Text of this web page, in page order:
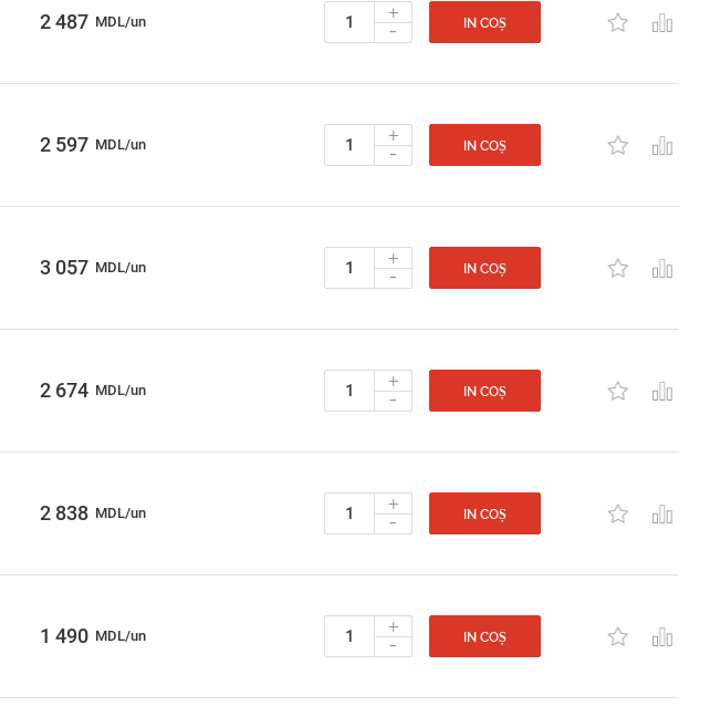
2 487 MDL/un +
- IN COȘ
2 597 MDL/un +
- IN COȘ
3 057 MDL/un +
- IN COȘ
2 674 MDL/un +
- IN COȘ
2 838 MDL/un +
- IN COȘ
1 490 MDL/un +
- IN COȘ